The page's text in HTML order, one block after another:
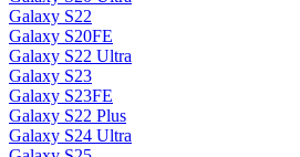
Galaxy S22
Galaxy S20FE
Galaxy S22 Ultra
Galaxy S23
Galaxy S23FE
Galaxy S22 Plus
Galaxy S24 Ultra